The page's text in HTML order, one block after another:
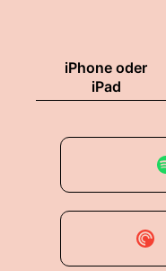
iPhone oder
iPad